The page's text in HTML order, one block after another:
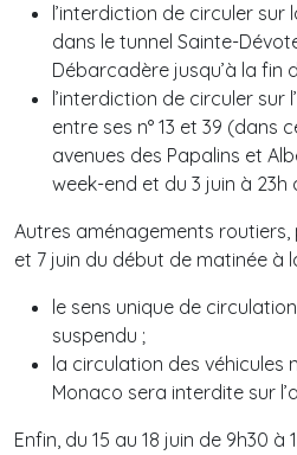
l’interdiction de circuler sur
dans le tunnel Sainte-
Débarcadère jusqu’à la fin
l’interdiction de circuler sur
entre ses n° 13 et 39 (dans
avenues des Papalins et
week-end et du 3 juin à 23h
Autres aménagements routiers,
et 7 juin du début de matinée à
le sens unique de
suspendu ;
la circulation des véhicules
Monaco sera interdite sur
Enfin, du 15 au 18 juin de 9h30 à